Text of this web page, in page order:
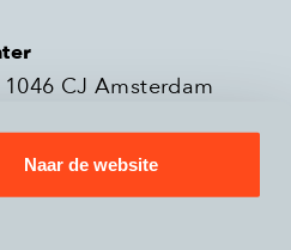
Naar de website
CJ Amsterdam